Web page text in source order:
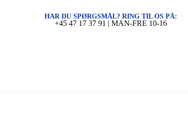
HAR DU SPØRGSMÅL? RING TIL OS PÅ:
+45 47 17 37 91 | MAN-FRE 10-16